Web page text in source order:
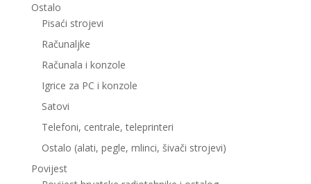
Ostalo
Pisaći strojevi
Računaljke
Računala i konzole
Igrice za PC i konzole
Satovi
Telefoni, centrale, teleprinteri
Ostalo (alati, pegle, mlinci, šivači strojevi)
Povijest